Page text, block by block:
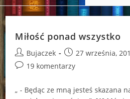
Miłość ponad wszystko
Post
author:
Bujaczek
Post
published:
27 września,
Post19 komentarzy
„ - Będąc ze mną jesteś skazana